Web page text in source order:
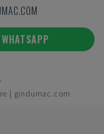
| gindumac.com